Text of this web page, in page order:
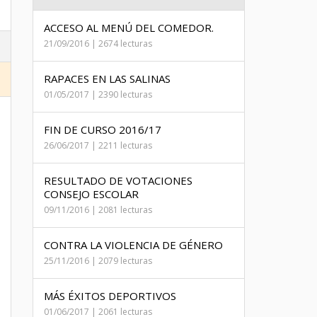
ACCESO AL MENÚ DEL COMEDOR.
21/09/2016 | 2674 lecturas
RAPACES EN LAS SALINAS
01/05/2017 | 2390 lecturas
FIN DE CURSO 2016/17
26/06/2017 | 2211 lecturas
RESULTADO DE VOTACIONES
CONSEJO ESCOLAR
09/11/2016 | 2081 lecturas
CONTRA LA VIOLENCIA DE GÉNERO
25/11/2016 | 2079 lecturas
MÁS ÉXITOS DEPORTIVOS
01/06/2017 | 2061 lecturas